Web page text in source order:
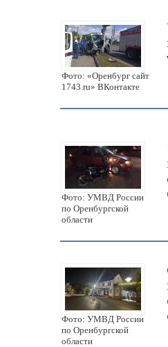
Фото: «Оренбург сайт
1743.ru» ВКонтакте
Фото: УМВД России
по Оренбургской
области
Фото: УМВД России
по Оренбургской
области